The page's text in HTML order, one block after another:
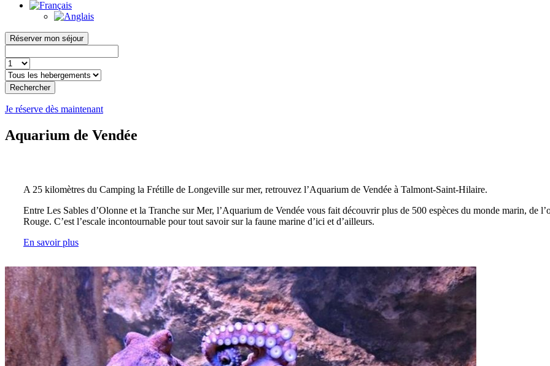
Réserver mon séjour
Rechercher
Je réserve dès maintenant
Aquarium de Vendée
A 25 kilomètres du Camping la Frétille de Longeville sur mer, retrouvez l’Aquarium de Vendée à Talmont-Saint-Hilaire.
Entre Les Sables d’Olonne et la Tranche sur Mer, l’Aquarium de Vendée vous fait découvrir plus de 500 espèces du monde marin, de
Rouge. C’est l’escale incontournable pour tout savoir sur la faune marine d’ici et d’ailleurs.
En savoir plus